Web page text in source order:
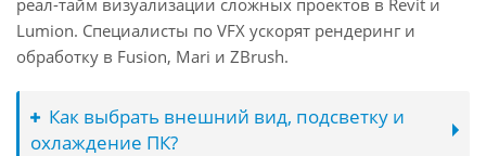
реал-тайм визуализации сложных проектов в Revit и
Lumion. Специалисты по VFX ускорят рендеринг и
обработку в Fusion, Mari и ZBrush.
Как выбрать внешний вид, подсветку и
охлаждение ПК?